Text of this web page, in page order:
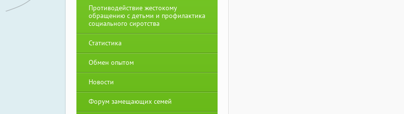
Противодействие жестокому
обращению с детьми и профилактика
социального сиротства
Статистика
Обмен опытом
Новости
Форум замещающих семей